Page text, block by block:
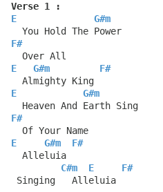
Verse 1 :
E
G#m
  You Hold The Power
F#
  Over All
E
G#m
F#
  Almighty King
E
G#m
  Heaven And Earth Sing
F#
  Of Your Name
E
G#m
F#
  Alleluia
C#m
E
F#
Singing   Alleluia